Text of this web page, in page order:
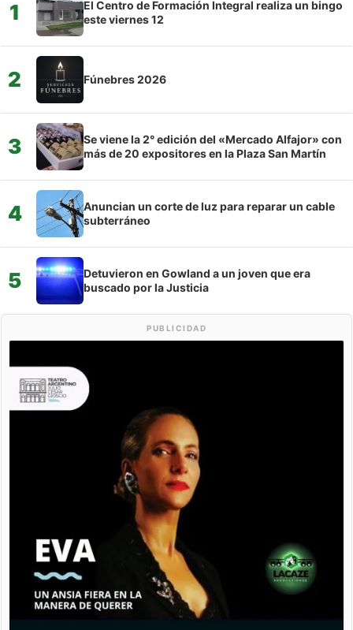
1
El Centro de Formación Integral realiza un bingo
este viernes 12
2 Fúnebres 2026
3
Se viene la 2° edición del «Mercado Alfajor» con
más de 20 expositores en la Plaza San Martín
4
Anuncian un corte de luz para reparar un cable
subterráneo
5
Detuvieron en Gowland a un joven que era
buscado por la Justicia
PUBLICIDAD